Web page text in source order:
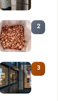
2
3